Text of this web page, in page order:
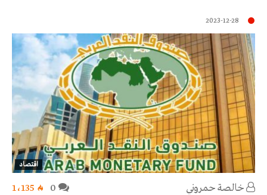
2023-12-28
اقتصاد
خالصة حمروني 1٬135